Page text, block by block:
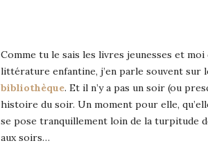
Comme tu le sais les livres jeunesses et
littérature enfantine, j’en parle souvent sur
bibliothèque. Et il n’y a pas un soir (ou
histoire du soir. Un moment pour elle,
se pose tranquillement loin de la turpitude
aux soirs…